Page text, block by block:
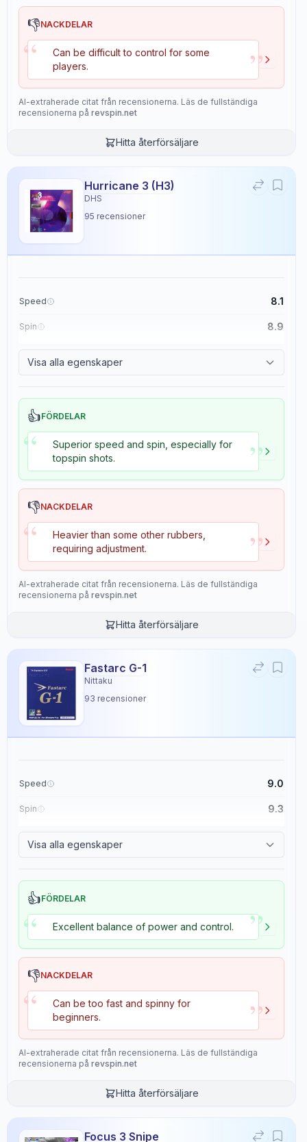
👎NACKDELAR
“
Can be difficult to control for some
players.
”
AI-extraherade citat från recensionerna. Läs de fullständiga
recensionerna på revspin.net
Hitta återförsäljare
Hurricane 3 (H3)
DHS
95 recensioner
Speed 8.1
Spin 8.9
Visa alla egenskaper
👍FÖRDELAR
“
Superior speed and spin, especially for
topspin shots.
”
👎NACKDELAR
“
Heavier than some other rubbers,
requiring adjustment.
”
AI-extraherade citat från recensionerna. Läs de fullständiga
recensionerna på revspin.net
Hitta återförsäljare
Fastarc G-1
Nittaku
93 recensioner
Speed 9.0
Spin 9.3
Visa alla egenskaper
👍FÖRDELAR
“ Excellent balance of power and control. ”
👎NACKDELAR
“
Can be too fast and spinny for
beginners.
”
AI-extraherade citat från recensionerna. Läs de fullständiga
recensionerna på revspin.net
Hitta återförsäljare
Focus 3 Snipe
Petr Korbel
recensioner
×
The Petr Korbel blade by Butterfly is a versatile table tennis blade that
It has a speed rating of 8.3, a control rating of 8.8, and a consistency
rating of 9.
The blade's stiffness is rated at 4.8, and its hardness is rated at 5.3.
These properties make it suitable for players with an offensive, all-
round, control, or spin-oriented playing style.
The Petr Korbel blade is recommended for players at a level of 6/10,
4.8 5.3
Consistency
9.0 9.0
Recensionsdata